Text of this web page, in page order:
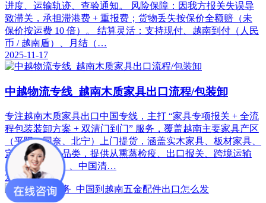
进度、运输轨迹、查验通知。 风险保障：因我方报关失误导
致滞关，承担滞港费 + 重报费；货物丢失按保价全额赔（未
保价按运费 10 倍）。 结算灵活：支持现付、越南到付（人民
币 / 越南盾）、月结（…
2025-11-17
中越物流专线_越南木质家具出口流程/包装卸
专注越南木质家具出口中国专线，主打 “家具专项报关 + 全流
程包装装卸方案 + 双清门到门” 服务，覆盖越南主要家具产区
（平阳、同奈、北宁）上门提货，涵盖实木家具、板材家具、
定制家具等全品类，提供从熏蒸检疫、出口报关、跨境运输
（海运 / 陆运）、中国清…
2025-11-17